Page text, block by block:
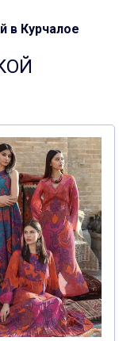
в Курчалое